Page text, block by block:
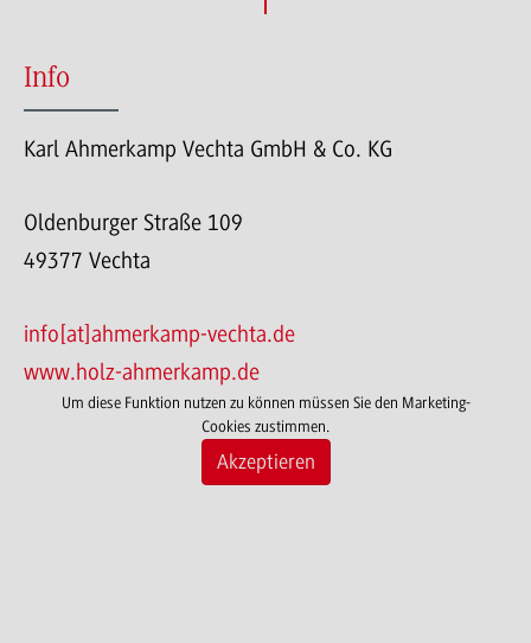
Info
Karl Ahmerkamp Vechta GmbH & Co. KG
Oldenburger Straße 109
49377 Vechta
info[at]ahmerkamp-vechta.de
www.holz-ahmerkamp.de
Um diese Funktion nutzen zu können müssen Sie den Marketing-
Cookies zustimmen.
Akzeptieren